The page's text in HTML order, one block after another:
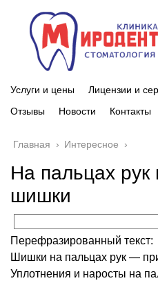
Услуги и цены Лицензии и
Отзывы
Новости Контакты
Главная › Интересное ›
На пальцах рук
шишки
Перефразированный текст:
Шишки на пальцах рук —
Уплотнения и наросты на